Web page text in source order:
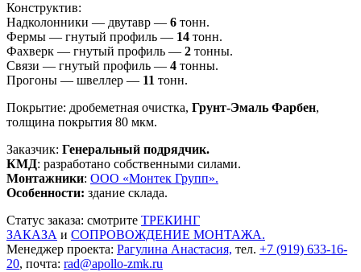
Конструктив:
Надколонники — двутавр — 6 тонн.
Фермы — гнутый профиль — 14 тонн.
Фахверк — гнутый профиль — 2 тонны.
Связи — гнутый профиль — 4 тонны.
Прогоны — швеллер — 11 тонн.
Покрытие: дробеметная очистка, Грунт-Эмаль Фарбен,
толщина покрытия 80 мкм.
Заказчик: Генеральный подрядчик.
КМД: разработано собственными силами.
Монтажники: ООО «Монтек Групп».
Особенности: здание склада.
Статус заказа: смотрите ТРЕКИНГ
ЗАКАЗА и СОПРОВОЖДЕНИЕ МОНТАЖА.
Менеджер проекта: Рагулина Анастасия, тел. +7 (919) 633-16-
20, почта: rad@apollo-zmk.ru